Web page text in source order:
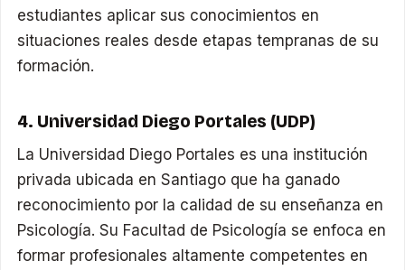
estudiantes aplicar sus conocimientos en
situaciones reales desde etapas tempranas de su
formación.
4. Universidad Diego Portales (UDP)
La Universidad Diego Portales es una institución
privada ubicada en Santiago que ha ganado
reconocimiento por la calidad de su enseñanza en
Psicología. Su Facultad de Psicología se enfoca en
formar profesionales altamente competentes en